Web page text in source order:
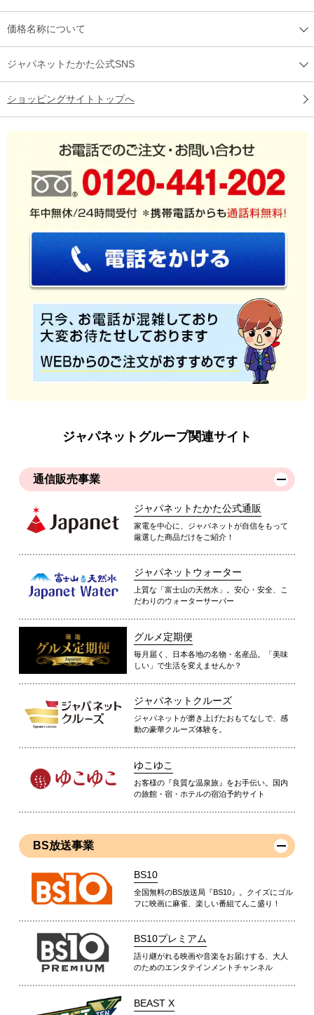
価格名称について
ジャパネットたかた公式SNS
ショッピングサイトトップへ
ジャパネットグループ関連サイト
通信販売事業
ジャパネットたかた公式通販
家電を中心に、ジャパネットが自信をもって
厳選した商品だけをご紹介！
ジャパネットウォーター
上質な「富士山の天然水」。安心・安全、こ
だわりのウォーターサーバー
グルメ定期便
毎月届く、日本各地の名物・名産品。「美味
しい」で生活を変えませんか？
ジャパネットクルーズ
ジャパネットが磨き上げたおもてなしで、感
動の豪華クルーズ体験を。
ゆこゆこ
お客様の『良質な温泉旅』をお手伝い。国内
の旅館・宿・ホテルの宿泊予約サイト
BS放送事業
BS10
全国無料のBS放送局『BS10』。クイズにゴル
フに映画に麻雀、楽しい番組てんこ盛り！
BS10プレミアム
語り継がれる映画や音楽をお届けする、大人
のためのエンタテインメントチャンネル
BEAST X